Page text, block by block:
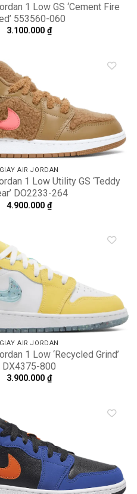
1 Low GS ‘Cement Fire
553560-060
3.100.000 ₫
GIÀY AIR JORDAN
1 Low Utility GS ‘Teddy
DO2233-264
4.900.000 ₫
GIÀY AIR JORDAN
1 Low ‘Recycled Grind’
DX4375-800
3.900.000 ₫